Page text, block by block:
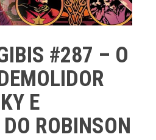
#287 – O
E
ROBINSON